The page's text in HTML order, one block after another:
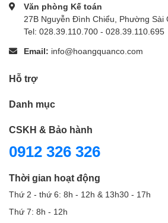
Văn phòng Kế toán
27B Nguyễn Đình Chiểu, Phường Sài
Tel: 028.39.110.700 - 028.39.110.695
Email: info@hoangquanco.com
Hỗ trợ
Danh mục
CSKH & Bảo hành
0912 326 326
Thời gian hoạt động
Thứ 2 - thứ 6: 8h - 12h & 13h30 - 17h
Thứ 7: 8h - 12h